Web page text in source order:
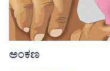
ಅಂಕಣ